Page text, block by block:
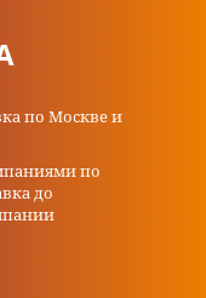
по Москве и
по
до